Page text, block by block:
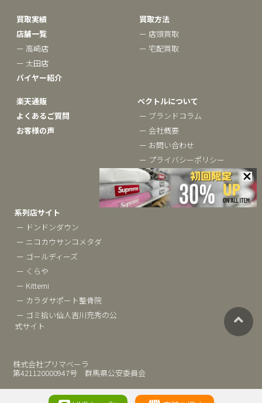
買取実績
店舗一覧
ー 高崎店
ー 太田店
バイヤー紹介
買取方法
ー 店頭買取
ー 宅配買取
楽天通販
よくあるご質問
お客様の声
ベクトルについて
ー ブランドコラム
ー 会社概要
ー お問い合わせ
ー プライバシーポリシー
ー 採用情報
ー サイトマップ
系列店サイト
ー ドンドンダウン
ー ニコカウサンコメタダ
ー ゴールディーズ
ー くらや
ー Kittemi
ー カラダサポート整骨院
ー ゴミ拾い仙人吉川充秀の公
式サイト
株式会社プリマベーラ
第421120000947号 群馬県公安委員会